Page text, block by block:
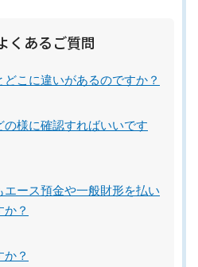
くあるご質問
こに違いがあるのですか？
の様に確認すればいいです
エース預金や一般財形を払い
？
？